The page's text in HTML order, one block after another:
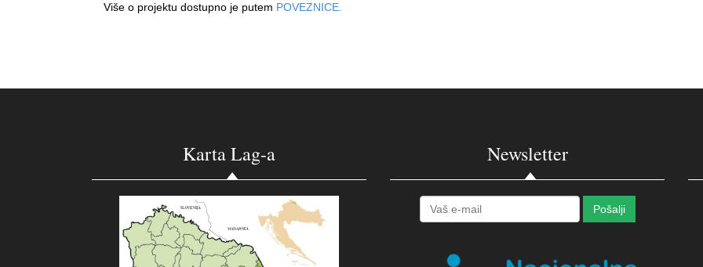
Više o projektu dostupno je putem POVEZNICE.
Karta Lag-a Newsletter